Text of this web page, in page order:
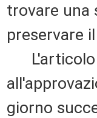
trovare una
preservare
L'articolo
giorno